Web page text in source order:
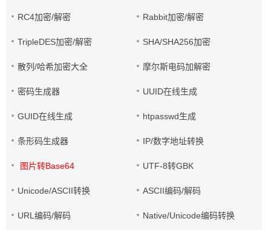
RC4加密/解密 Rabbit加密/解密
TripleDES加密/解密 SHA/SHA256加密
散列/哈希加密大全 摩尔斯电码加解密
密码生成器 UUID在线生成
GUID在线生成 htpasswd生成
条形码生成器 IP/数字地址转换
图片转Base64 UTF-8转GBK
Unicode/ASCII转换 ASCII编码/解码
URL编码/解码 Native/Unicode编码转换